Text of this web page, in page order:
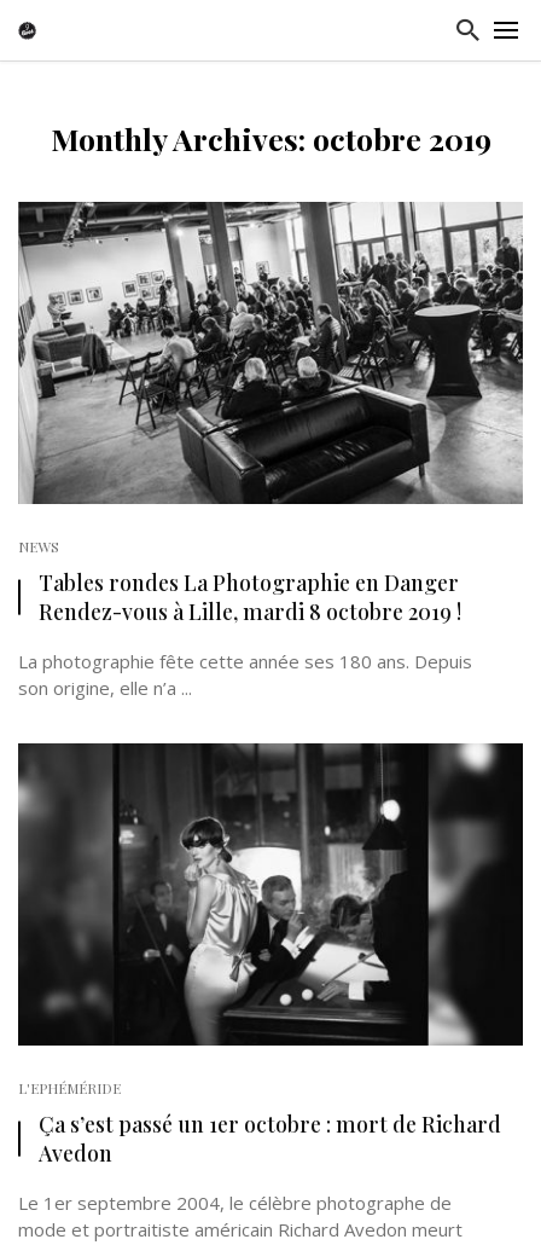
Monthly Archives: octobre 2019
NEWS
Tables rondes La Photographie en Danger
Rendez-vous à Lille, mardi 8 octobre 2019 !
La photographie fête cette année ses 180 ans. Depuis
son origine, elle n’a ...
L'EPHÉMÉRIDE
Ça s’est passé un 1er octobre : mort de Richard
Avedon
Le 1er septembre 2004, le célèbre photographe de
mode et portraitiste américain Richard Avedon meurt